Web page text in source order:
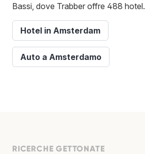
Bassi, dove Trabber offre 488 hotel.
Hotel in Amsterdam
Auto a Amsterdamo
RICERCHE GETTONATE